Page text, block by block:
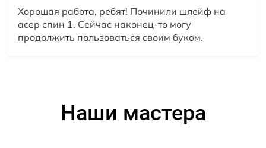
Хорошая работа, ребят! Починили шлейф на
асер спин 1. Сейчас наконец-то могу
продолжить пользоваться своим буком.
Наши мастера